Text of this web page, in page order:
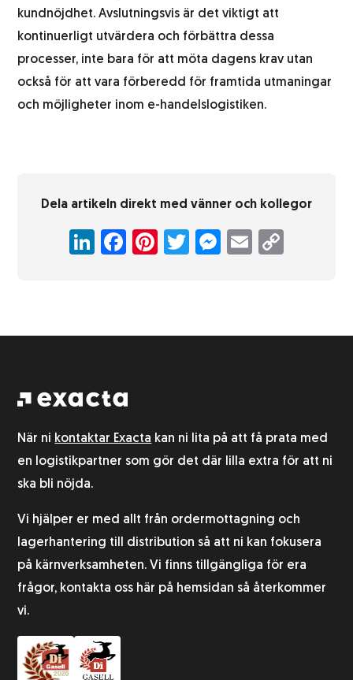
kundnöjdhet. Avslutningsvis är det viktigt att
kontinuerligt utvärdera och förbättra dessa
processer, inte bara för att möta dagens krav utan
också för att vara förberedd för framtida utmaningar
och möjligheter inom e-handelslogistiken.
Dela artikeln direkt med vänner och kollegor
LinkedIn
Facebook
Pinterest
Twitter
Messenger
Email
När ni kontaktar Exacta kan ni lita på att få prata med
en logistikpartner som gör det där lilla extra för att ni
ska bli nöjda.
Vi hjälper er med allt från ordermottagning och
lagerhantering till distribution så att ni kan fokusera
på kärnverksamheten. Vi finns tillgängliga för era
frågor, kontakta oss här på hemsidan så återkommer
vi.